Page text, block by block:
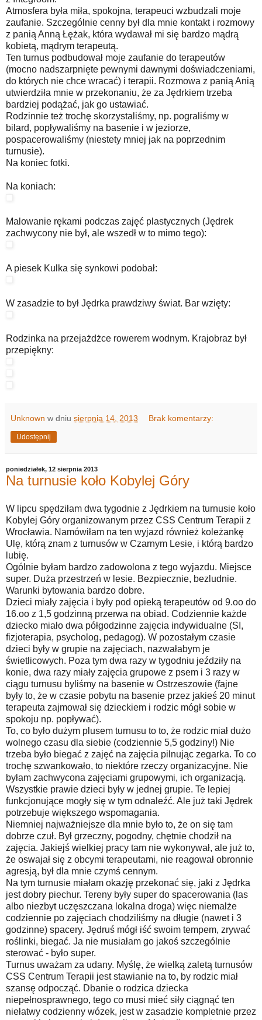
Atmosfera była miła, spokojna, terapeuci wzbudzali moje
zaufanie. Szczególnie cenny był dla mnie kontakt i rozmowy
z panią Anną Łężak, która wydawał mi się bardzo mądrą
kobietą, mądrym terapeutą.
Ten turnus podbudował moje zaufanie do terapeutów
(mocno nadszarpnięte pewnymi dawnymi doświadczeniami,
do których nie chce wracać) i terapii. Rozmowa z panią Anią
utwierdziła mnie w przekonaniu, że za Jędrkiem trzeba
bardziej podążać, jak go ustawiać.
Rodzinnie też trochę skorzystaliśmy, np. pograliśmy w
bilard, popływaliśmy na basenie i w jeziorze,
pospacerowaliśmy (niestety mniej jak na poprzednim
turnusie).
Na koniec fotki.
Na koniach:
Malowanie rękami podczas zajęć plastycznych (Jędrek
zachwycony nie był, ale wszedł w to mimo tego):
A piesek Kulka się synkowi podobał:
W zasadzie to był Jędrka prawdziwy świat. Bar wzięty:
Rodzinka na przejażdżce rowerem wodnym. Krajobraz był
przepiękny:
Unknown w dniu sierpnia 14, 2013 Brak komentarzy:
Udostępnij
poniedziałek, 12 sierpnia 2013
Na turnusie koło Kobylej Góry
W lipcu spędziłam dwa tygodnie z Jędrkiem na turnusie koło
Kobylej Góry organizowanym przez CSS Centrum Terapii z
Wrocławia. Namówiłam na ten wyjazd również koleżankę
Ulę, którą znam z turnusów w Czarnym Lesie, i którą bardzo
lubię.
Ogólnie byłam bardzo zadowolona z tego wyjazdu. Miejsce
super. Duża przestrzeń w lesie. Bezpiecznie, bezludnie.
Warunki bytowania bardzo dobre.
Dzieci miały zajęcia i były pod opieką terapeutów od 9.oo do
16.oo z 1,5 godzinną przerwa na obiad. Codziennie każde
dziecko miało dwa półgodzinne zajęcia indywidualne (SI,
fizjoterapia, psycholog, pedagog). W pozostałym czasie
dzieci były w grupie na zajęciach, nazwałabym je
świetlicowych. Poza tym dwa razy w tygodniu jeździły na
konie, dwa razy miały zajęcia grupowe z psem i 3 razy w
ciągu turnusu byliśmy na basenie w Ostrzeszowie (fajne
były to, że w czasie pobytu na basenie przez jakieś 20 minut
terapeuta zajmował się dzieckiem i rodzic mógł sobie w
spokoju np. popływać).
To, co było dużym plusem turnusu to to, że rodzic miał dużo
wolnego czasu dla siebie (codziennie 5,5 godziny!) Nie
trzeba było biegać z zajęć na zajęcia pilnując zegarka. To co
trochę szwankowało, to niektóre rzeczy organizacyjne. Nie
byłam zachwycona zajęciami grupowymi, ich organizacją.
Wszystkie prawie dzieci były w jednej grupie. Te lepiej
funkcjonujące mogły się w tym odnaleźć. Ale już taki Jędrek
potrzebuje większego wspomagania.
Niemniej najważniejsze dla mnie było to, że on się tam
dobrze czuł. Był grzeczny, pogodny, chętnie chodził na
zajęcia. Jakiejś wielkiej pracy tam nie wykonywał, ale już to,
że oswajał się z obcymi terapeutami, nie reagował obronnie
agresją, był dla mnie czymś cennym.
Na tym turnusie miałam okazję przekonać się, jaki z Jędrka
jest dobry piechur. Tereny były super do spacerowania (las
albo niezbyt uczęszczana lokalna droga) więc niemalże
codziennie po zajęciach chodziliśmy na długie (nawet i 3
godzinne) spacery. Jędruś mógł iść swoim tempem, zrywać
roślinki, biegać. Ja nie musiałam go jakoś szczególnie
sterować - było super.
Turnus uważam za udany. Myślę, że wielką zaletą turnusów
CSS Centrum Terapii jest stawianie na to, by rodzic miał
szansę odpocząć. Dbanie o rodzica dziecka
niepełnosprawnego, tego co musi mieć siły ciągnąć ten
niełatwy codzienny wózek, jest w zasadzie kompletnie przez